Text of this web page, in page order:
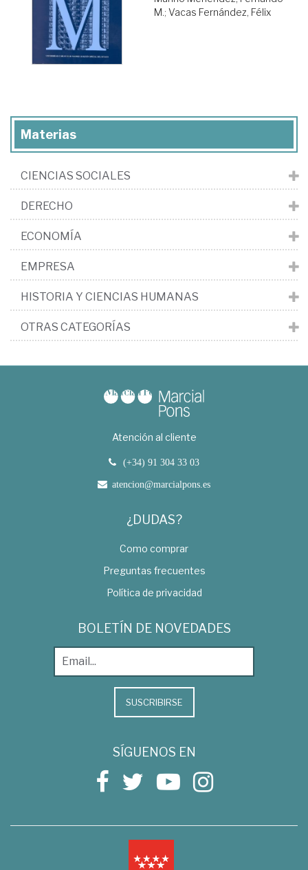
M.; Vacas Fernández, Félix
Materias
CIENCIAS SOCIALES
DERECHO
ECONOMÍA
EMPRESA
HISTORIA Y CIENCIAS HUMANAS
OTRAS CATEGORÍAS
Atención al cliente
(+34) 91 304 33 03
atencion@marcialpons.es
¿DUDAS?
Como comprar
Preguntas frecuentes
Política de privacidad
BOLETÍN DE NOVEDADES
SUSCRIBIRSE
SÍGUENOS EN